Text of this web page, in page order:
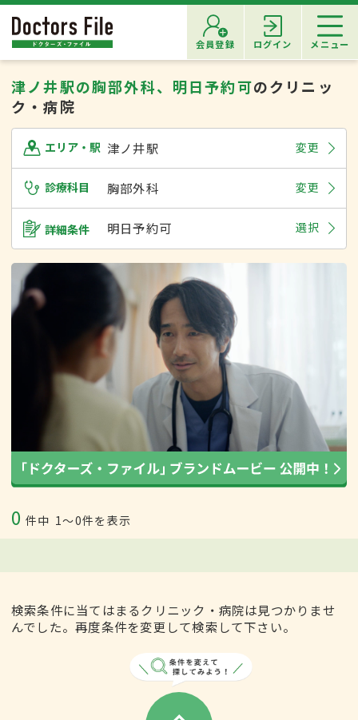
会員登録 ログイン メニュー
津ノ井駅の胸部外科、明日予約可のクリニッ
ク・病院
エリア・駅 津ノ井駅 変更
診療科目 胸部外科 変更
詳細条件 明日予約可 選択
0 件中 1〜0件を表示
検索条件に当てはまるクリニック・病院は見つかりませ
んでした。再度条件を変更して検索して下さい。